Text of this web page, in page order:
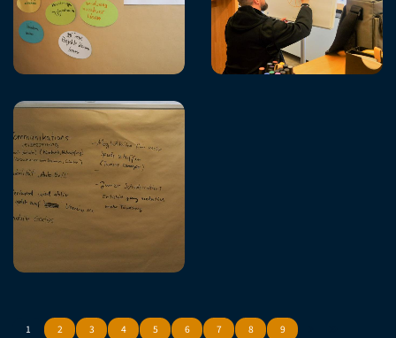
1 2 3 4 5 6 7 8 9